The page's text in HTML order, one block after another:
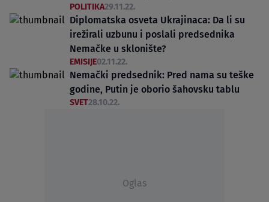
POLITIKA29.11.22.
Diplomatska osveta Ukrajinaca: Da li su
irežirali uzbunu i poslali predsednika
Nemačke u sklonište?
EMISIJE02.11.22.
Nemački predsednik: Pred nama su teške
godine, Putin je oborio šahovsku tablu
SVET28.10.22.
Oglas